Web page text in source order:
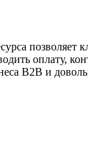
позволяет
оплату,
B2B и